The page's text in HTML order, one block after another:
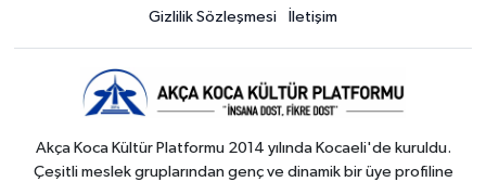
Gizlilik Sözleşmesi İletişim
Akça Koca Kültür Platformu 2014 yılında Kocaeli'de kuruldu.
Çeşitli meslek gruplarından genç ve dinamik bir üye profiline